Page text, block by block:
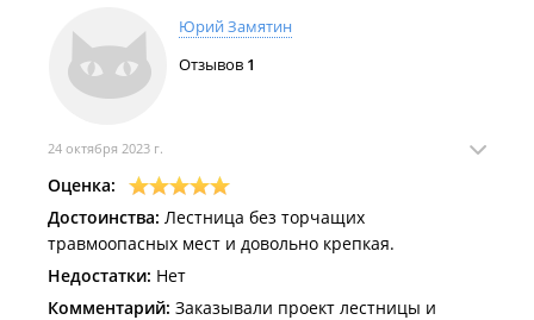
Юрий Замятин
Отзывов 1
24 октября 2023 г.
Оценка:
Достоинства: Лестница без торчащих
травмоопасных мест и довольно крепкая.
Недостатки: Нет
Комментарий: Заказывали проект лестницы и